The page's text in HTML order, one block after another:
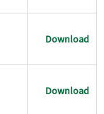
Download
Download